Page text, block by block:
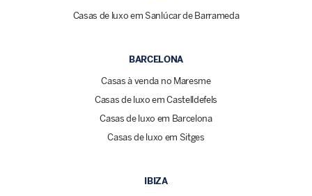
Casas de luxo em Sanlúcar de Barrameda
BARCELONA
Casas à venda no Maresme
Casas de luxo em Castelldefels
Casas de luxo em Barcelona
Casas de luxo em Sitges
IBIZA